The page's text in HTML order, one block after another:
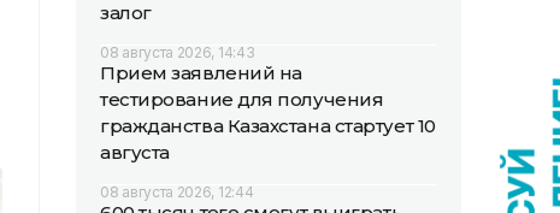
залог
08 августа 2026, 14:43
Прием заявлений на
тестирование для получения
гражданства Казахстана стартует 10
августа
08 августа 2026, 12:44